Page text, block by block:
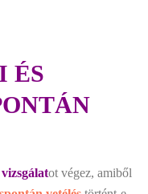
ÉS
ot végez, amiből